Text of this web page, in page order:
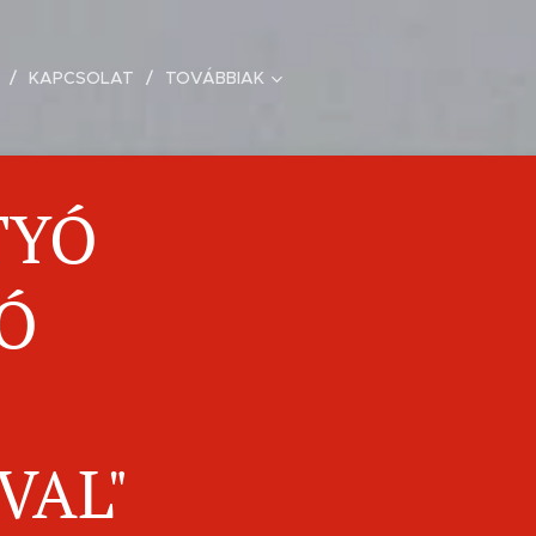
KAPCSOLAT TOVÁBBIAK